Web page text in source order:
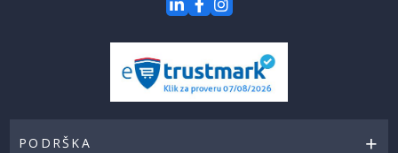
PODRŠKA